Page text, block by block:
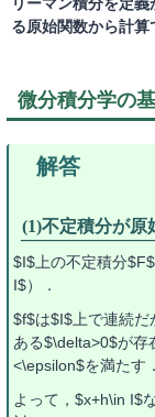
る原始関数から計算
微分積分学の
(1)不定積分が原
$I$上の不定積分
I$）．
$f$は$I$上で連続だ
ある$\delta>0$が存
<\epsilon$を満たす．
よって，$x+h\in I$